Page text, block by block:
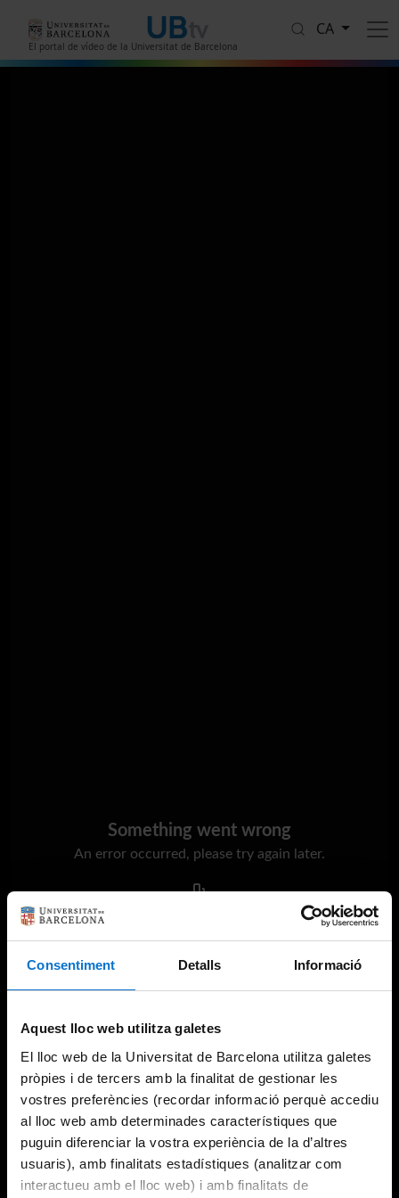
Consentiment Detalls Informació
Aquest lloc web utilitza galetes
El lloc web de la Universitat de Barcelona utilitza galetes
pròpies i de tercers amb la finalitat de gestionar les
vostres preferències (recordar informació perquè accediu
al lloc web amb determinades característiques que
puguin diferenciar la vostra experiència de la d’altres
usuaris), amb finalitats estadístiques (analitzar com
interactueu amb el lloc web) i amb finalitats de
El portal de vídeo de la Universitat de Barcelona
CA
Something went wrong
An error occurred, please try again later.